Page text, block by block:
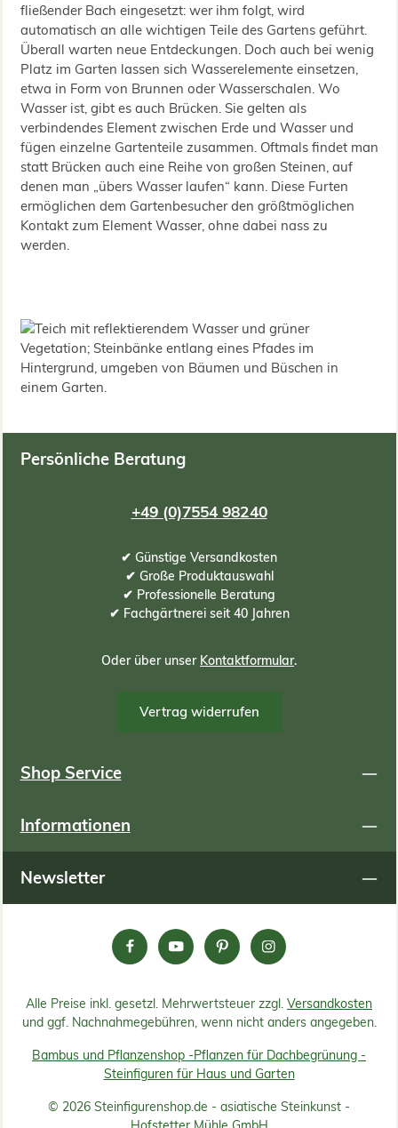
fließender Bach eingesetzt: wer ihm folgt, wird
automatisch an alle wichtigen Teile des Gartens geführt.
Überall warten neue Entdeckungen. Doch auch bei wenig
Platz im Garten lassen sich Wasserelemente einsetzen,
etwa in Form von Brunnen oder Wasserschalen. Wo
Wasser ist, gibt es auch Brücken. Sie gelten als
verbindendes Element zwischen Erde und Wasser und
fügen einzelne Gartenteile zusammen. Oftmals findet man
statt Brücken auch eine Reihe von großen Steinen, auf
denen man „übers Wasser laufen“ kann. Diese Furten
ermöglichen dem Gartenbesucher den größtmöglichen
Kontakt zum Element Wasser, ohne dabei nass zu
werden.
Persönliche Beratung
+49 (0)7554 98240
✔ Günstige Versandkosten
✔ Große Produktauswahl
✔ Professionelle Beratung
✔ Fachgärtnerei seit 40 Jahren
Oder über unser Kontaktformular.
Vertrag widerrufen
Shop Service
Informationen
Newsletter
Alle Preise inkl. gesetzl. Mehrwertsteuer zzgl. Versandkosten
und ggf. Nachnahmegebühren, wenn nicht anders angegeben.
© 2026 Steinfigurenshop.de - asiatische Steinkunst -
Bambus und Pflanzenshop -Pflanzen für Dachbegrünung -
Steinfiguren für Haus und Garten